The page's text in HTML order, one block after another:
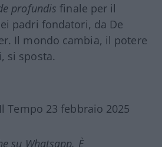
profundis finale per il
padri fondatori, da De
Il mondo cambia, il potere
si sposta.
Tempo 23 febbraio 2025
su Whatsapp. È